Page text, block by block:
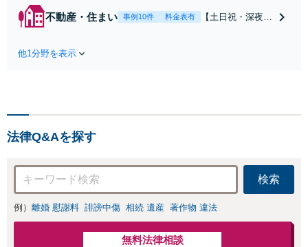
起訴を目指します。逮捕
勾留されている場合、首
不動産・住まい 事例10件 料金表有
【土日祝・深夜相
可能【初回相談無
他1分野を表示
法律Q&Aを探す
検索
例） 離婚 慰謝料 誹謗中傷 相続 遺産 著作物 違法
無料法律相談